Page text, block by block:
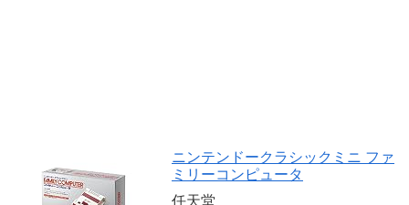
ニンテンドークラシックミニ ファ
ミリーコンピュータ
任天堂